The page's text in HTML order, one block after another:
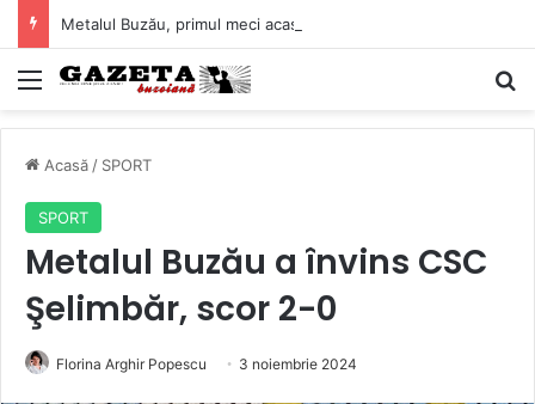
Mediu
Acasă / SPORT
SPORT
Metalul Buzău a învins CSC
Şelimbăr, scor 2-0
Florina Arghir Popescu 3 noiembrie 2024